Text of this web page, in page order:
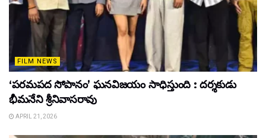
FILM NEWS
‘పరమపద సోపానం’ ఘనవిజయం సాధిస్తుంది : దర్శకుడు
భీమనేని శ్రీనివాసరావు
APRIL 21, 2026